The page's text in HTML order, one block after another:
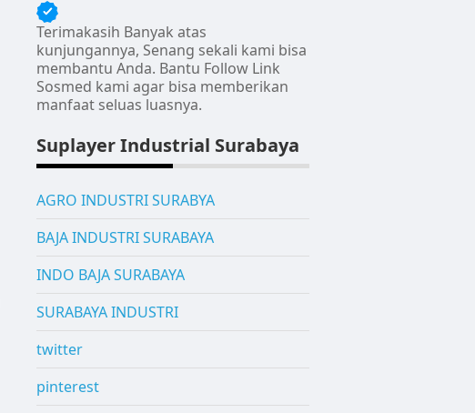
Terimakasih Banyak atas
kunjungannya, Senang sekali kami bisa
membantu Anda. Bantu Follow Link
Sosmed kami agar bisa memberikan
manfaat seluas luasnya.
Suplayer Industrial Surabaya
AGRO INDUSTRI SURABYA
BAJA INDUSTRI SURABAYA
INDO BAJA SURABAYA
SURABAYA INDUSTRI
twitter
pinterest